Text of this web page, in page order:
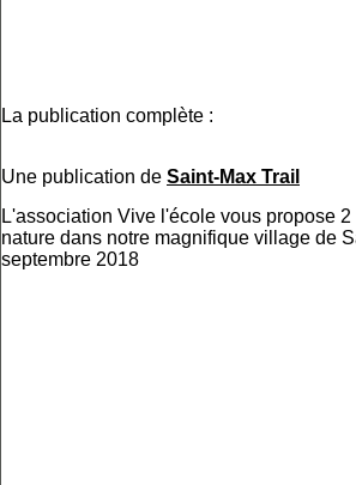
La publication complète :
Une publication de Saint-Max Trail
L'association Vive l'école vous propose
nature dans notre magnifique village de
septembre 2018